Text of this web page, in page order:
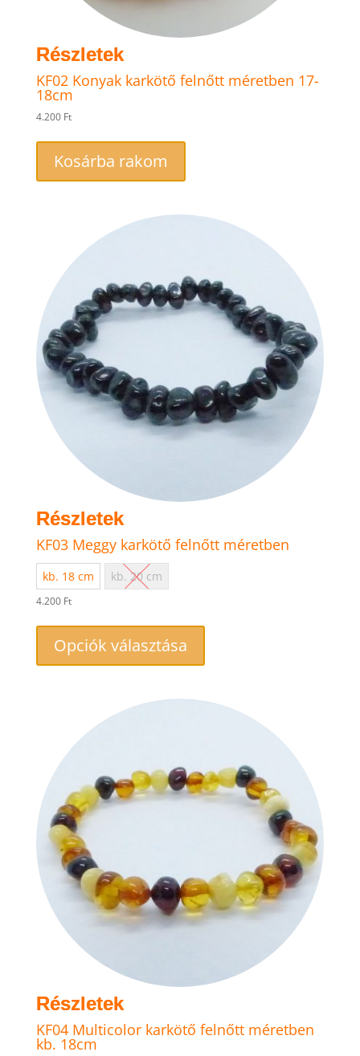
KF02 Konyak karkötő felnőtt méretben 17-
18cm
4.200 Ft
Kosárba rakom
KF03 Meggy karkötő felnőtt méretben
kb. 18 cm kb. 20 cm
4.200 Ft
Opciók választása
van.
termékoldalon
választhatók
KF04 Multicolor karkötő felnőtt méretben
kb. 18cm